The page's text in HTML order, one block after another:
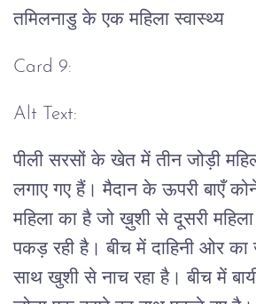
तमिलनाडु के एक महिला स्वास्थ्य
Card 9:
Alt Text:
पीली सरसों के खेत में तीन जोड़ी
लगाए गए हैं। मैदान के ऊपरी बाएँ
महिला का है जो ख़ुशी से दूसरी
पकड़ रही है। बीच में दाहिनी ओर
साथ खुशी से नाच रहा है। बीच में